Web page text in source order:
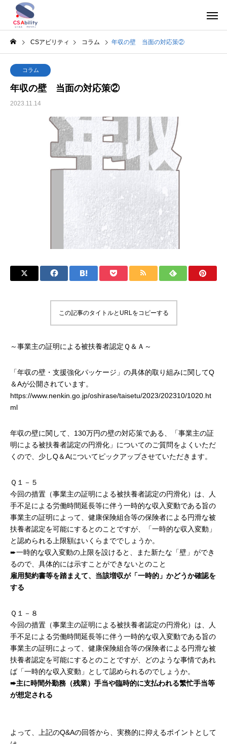
CSアビリティ コラム 年収の壁 当面の対応策②
コラム
年収の壁 当面の対応策②
2023.11.14
この記事のタイトルとURLをコピーする
～事業主の証明による被扶養者認定Ｑ＆Ａ～
「年収の壁・支援強化パッケージ」の具体的取り組みに関してQ
＆Aが公開されています。
https://www.nenkin.go.jp/oshirase/taisetu/2023/202310/1020.ht
ml
年収の壁に関して、130万円の壁の対応策である、「事業主の証
明による被扶養者認定の円滑化」についてのご質問をよくいただ
くので、少しQ＆Aについてピックアップさせていただきます。
Ｑ１－５
今回の措置（事業主の証明による被扶養者認定の円滑化）は、人
手不足による労働時間延長等に伴う一時的な収入変動である旨の
事業主の証明によって、健康保険組合等の保険者による円滑な被
扶養者認定を可能にするとのことですが、「一時的な収入変動」
と認められる上限額はいくらまででしょうか。
➨一時的な収入変動の上限を設けると、また新たな「壁」ができ
るので、具体的には示すことができないとのこと
雇用契約書等を踏まえて、当該増収が「一時的」かどうか確認を
する
Ｑ１－８
今回の措置（事業主の証明による被扶養者認定の円滑化）は、人
手不足による労働時間延長等に伴う一時的な収入変動である旨の
事業主の証明によって、健康保険組合等の保険者による円滑な被
扶養者認定を可能にするとのことですが、どのような事情であれ
ば「一時的な収入変動」として認められるのでしょうか。
➨主に時間外勤務（残業）手当や臨時的に支払われる繁忙手当等
が想定される
よって、上記のQ&Aの回答から、実務的に抑えるポイントとして